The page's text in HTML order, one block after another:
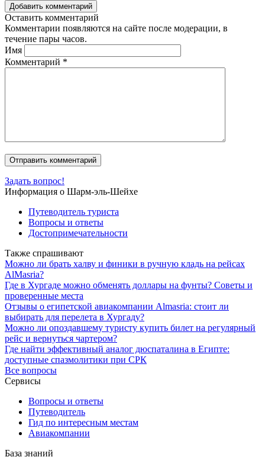
Добавить комментарий
Оставить комментарий
Комментарии появляются на сайте после модерации, в
течение пары часов.
Имя
Комментарий *
Задать вопрос!
Информация о Шарм-эль-Шейхе
Путеводитель туриста
Вопросы и ответы
Достопримечательности
Также спрашивают
Можно ли брать халву и финики в ручную кладь на рейсах
AlMasria?
Где в Хургаде можно обменять доллары на фунты? Советы и
проверенные места
Отзывы о египетской авиакомпании Almasria: стоит ли
выбирать для перелета в Хургаду?
Можно ли опоздавшему туристу купить билет на регулярный
рейс и вернуться чартером?
Где найти эффективный аналог дюспаталина в Египте:
доступные спазмолитики при СРК
Все вопросы
Сервисы
Вопросы и ответы
Путеводитель
Гид по интересным местам
Авиакомпании
База знаний